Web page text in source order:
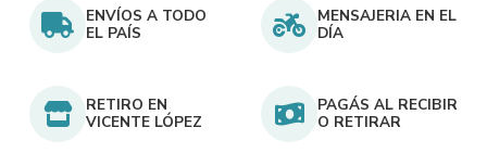
ENVÍOS A TODO
EL PAÍS
MENSAJERIA EN EL
DÍA
RETIRO EN
VICENTE LÓPEZ
PAGÁS AL RECIBIR
O RETIRAR